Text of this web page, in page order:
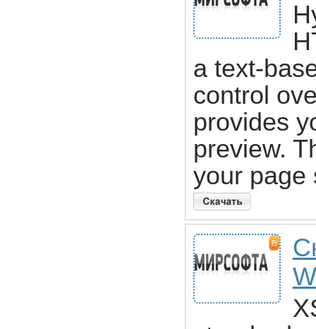
a text-
control
provides
preview.
your page